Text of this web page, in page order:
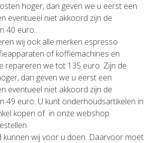
hoger, dan geven we u eerst een
eventueel niet akkoord zijn de
40 euro.
wij ook alle merken espresso
of koffiemachines en
repareren we tot 135 euro. Zijn de
dan geven we u eerst een
eventueel niet akkoord zijn de
49 euro. U kunt onderhoudsartikelen in
kopen of in onze webshop
wij voor u doen. Daarvoor moet